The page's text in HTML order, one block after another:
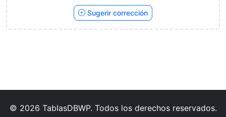
Sugerir corrección
© 2026 TablasDBWP. Todos los derechos reservados.